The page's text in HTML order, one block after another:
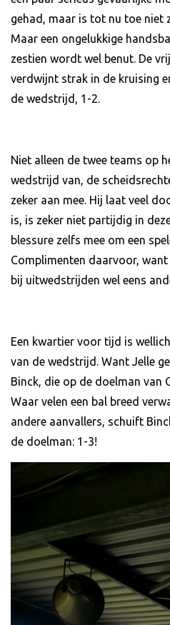
gehad, maar is tot nu toe niet
Maar een ongelukkige
zestien wordt wel benut. De
verdwijnt strak in de kruising
de wedstrijd, 1-2.
Niet alleen de twee teams op
wedstrijd van, de
zeker aan mee. Hij laat veel
is, is zeker niet partijdig in
blessure zelfs mee om een
Complimenten daarvoor,
bij uitwedstrijden wel eens
Een kwartier voor tijd is
van de wedstrijd. Want Jelle
Binck, die op de doelman van
Waar velen een bal breed
andere aanvallers, schuift
de doelman: 1-3!
Videospeler